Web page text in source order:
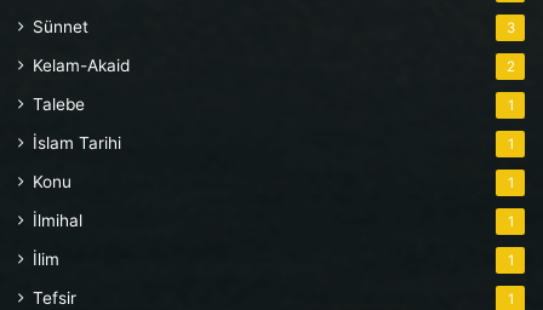
Sünnet 3
Kelam-Akaid 2
Talebe 1
İslam Tarihi 1
Konu 1
İlmihal 1
İlim 1
Tefsir 1